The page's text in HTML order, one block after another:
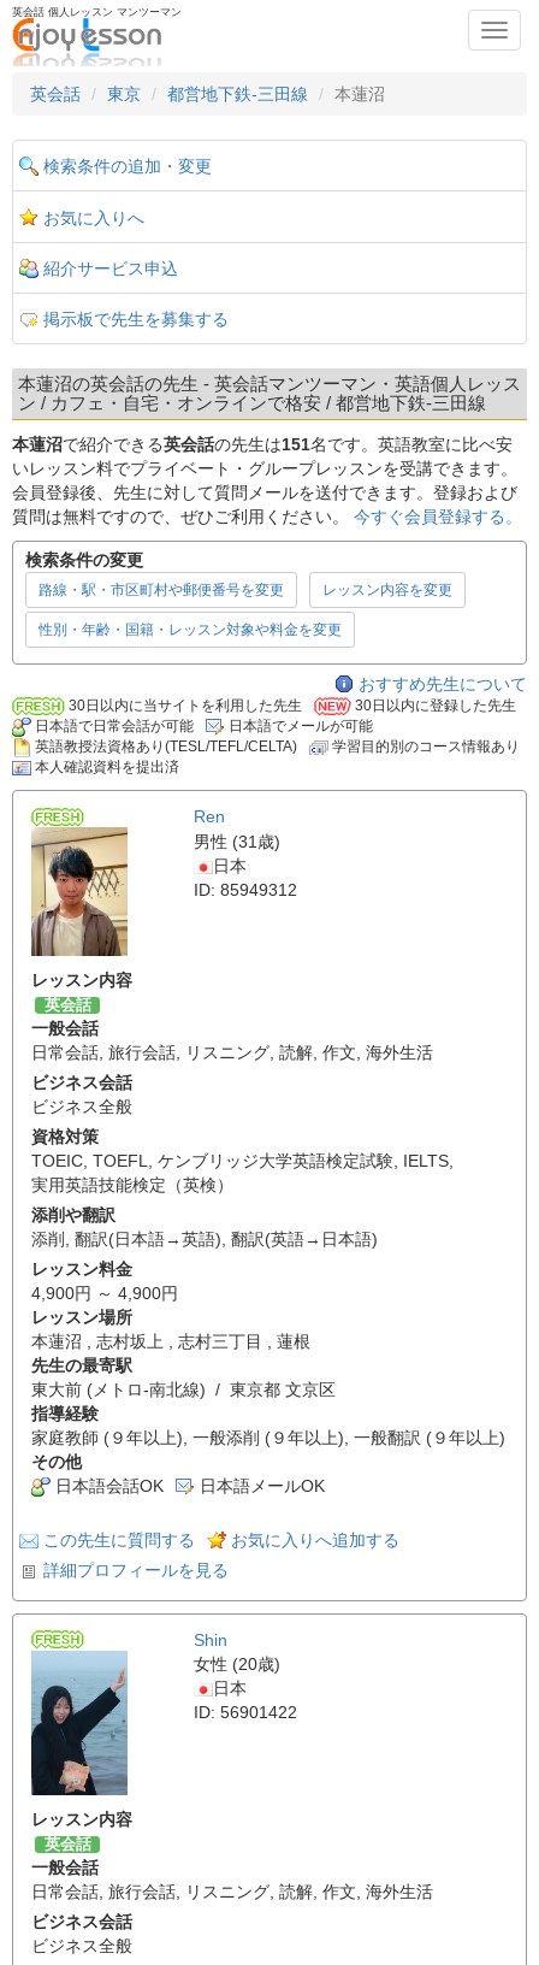
英会話 個人レッスン マンツーマン
英会話
東京 都営地下鉄-三田線 本蓮沼
検索条件の追加・変更
お気に入りへ
紹介サービス申込
掲示板で先生を募集する
本蓮沼の英会話の先生 - 英会話マンツーマン・英語個人レッス
ン / カフェ・自宅・オンラインで格安 / 都営地下鉄-三田線
本蓮沼で紹介できる英会話の先生は151名です。英語教室に比べ安
いレッスン料でプライベート・グループレッスンを受講できます。
会員登録後、先生に対して質問メールを送付できます。登録および
質問は無料ですので、ぜひご利用ください。 今すぐ会員登録する。
検索条件の変更
路線・駅・市区町村や郵便番号を変更 レッスン内容を変更
性別・年齢・国籍・レッスン対象や料金を変更
おすすめ先生について
30日以内に当サイトを利用した先生
30日以内に登録した先生
日本語で日常会話が可能
日本語でメールが可能
英語教授法資格あり(TESL/TEFL/CELTA)
学習目的別のコース情報あり
本人確認資料を提出済
Ren
男性 (31歳)
日本
ID: 85949312
レッスン内容
英会話
一般会話
日常会話 旅行会話 リスニング 読解 作文 海外生活
ビジネス会話
ビジネス全般
資格対策
TOEIC TOEFL ケンブリッジ大学英語検定試験 IELTS
実用英語技能検定（英検）
添削や翻訳
添削
翻訳(日本語→英語) 翻訳(英語→日本語)
レッスン料金
4,900円 ～ 4,900円
レッスン場所
本蓮沼 , 志村坂上 , 志村三丁目 , 蓮根
先生の最寄駅
東大前 (メトロ-南北線) / 東京都 文京区
指導経験
家庭教師 (９年以上), 一般添削 (９年以上), 一般翻訳 (９年以上)
その他
日本語会話OK
日本語メールOK
この先生に質問する
お気に入りへ追加する
詳細プロフィールを見る
Shin
女性 (20歳)
日本
ID: 56901422
レッスン内容
英会話
一般会話
日常会話 旅行会話 リスニング 読解 作文 海外生活
ビジネス会話
ビジネス全般